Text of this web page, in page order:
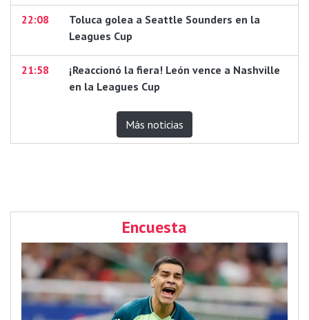
22:08
Toluca golea a Seattle Sounders en la
Leagues Cup
21:58
¡Reaccionó la fiera! León vence a Nashville
en la Leagues Cup
Más noticias
Encuesta